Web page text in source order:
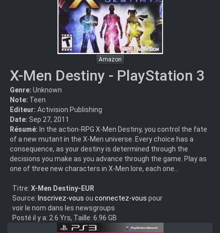
Amazon
X-Men Destiny - PlayStation 3
Genre: Unknown
Note: Teen
Editeur: Activision Publishing
Date: Sep 27, 2011
Résumé: In the action-RPG X-Men Destiny, you control the fate
of a new mutant in the X-Men universe. Every choice has a
consequence, as your destiny is determined through the
decisions you make as you advance through the game. Play as
one of three new characters in X-Men lore, each one...
Titre: X-Men Destiny-EUR
Source: Inscrivez-vous ou connectez-vous pour
voir le nom dans les newsgroups
Posté il y a: 2.6 Yrs, Taille: 6.96 GB